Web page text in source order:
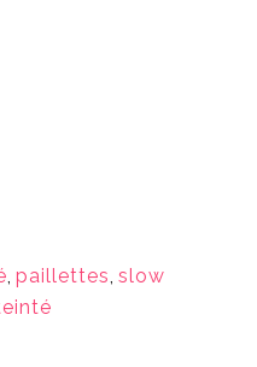
paillettes slow